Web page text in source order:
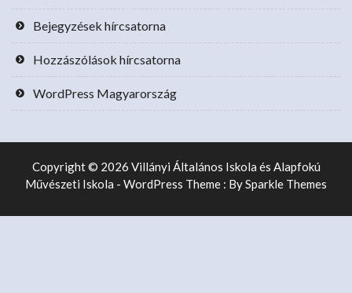
Bejegyzések hírcsatorna
Hozzászólások hírcsatorna
WordPress Magyarország
Copyright © 2026 Villányi Általános Iskola és Alapfokú
Művészeti Iskola - WordPress Theme : BySparkle Themes